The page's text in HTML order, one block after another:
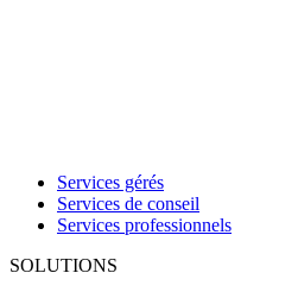
Services gérés
Services de conseil
Services professionnels
SOLUTIONS